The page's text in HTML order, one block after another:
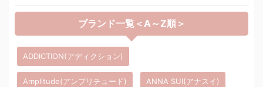
ブランド一覧＜A～Z順＞
ADDICTION(アディクション)
Amplitude(アンプリチュード) ANNA SUI(アナスイ)